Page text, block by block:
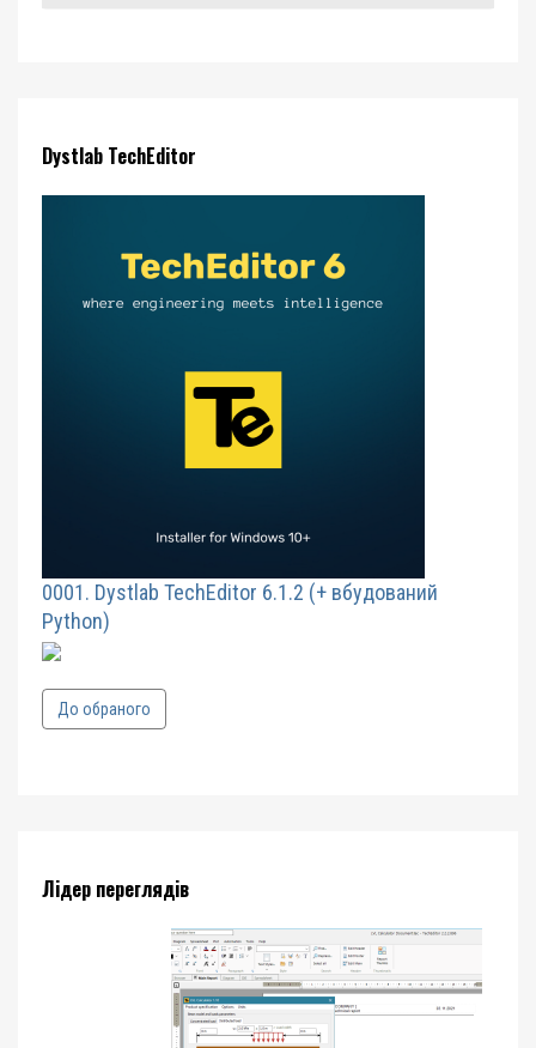
Dystlab TechEditor
0001. Dystlab TechEditor 6.1.2 (+ вбудований
Python)
До обраного
Лідер переглядів